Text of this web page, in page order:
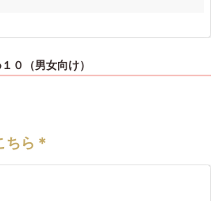
０（男女向け）
ら＊